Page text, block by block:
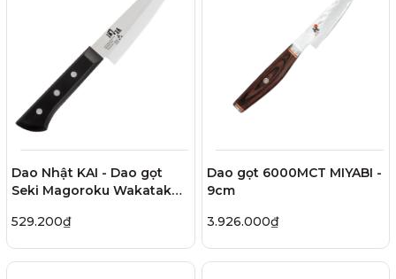
Dao Nhật KAI - Dao gọt
Seki Magoroku Wakatake -
529.200₫
Dao gọt 6000MCT MIYABI -
9cm
3.926.000₫